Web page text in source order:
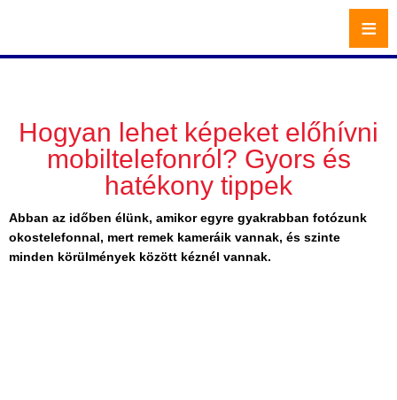
Hogyan lehet képeket előhívni
mobiltelefonról? Gyors és
hatékony tippek
Abban az időben élünk, amikor egyre gyakrabban fotózunk
okostelefonnal, mert remek kameráik vannak, és szinte
minden körülmények között kéznél vannak.
≡